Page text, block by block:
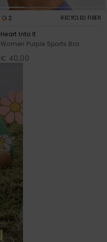
2 RECYCLED FIBER
Heart Into It
Women Purple Sports Bra
€ 40,00